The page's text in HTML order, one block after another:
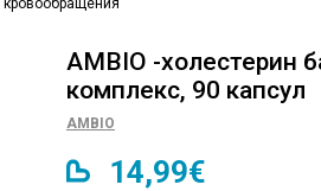
AMBIO -холестерин
комплекс, 90 капсул
AMBIO
14,99€